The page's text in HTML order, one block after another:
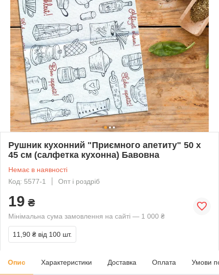
Рушник кухонний "Приємного апетиту" 50 х
45 см (салфетка кухонна) Бавовна
Немає в наявності
Код: 5577-1
Опт і роздріб
19 ₴
Мінімальна сума замовлення на сайті — 1 000 ₴
11,90 ₴ від 100 шт.
Опис Характеристики Доставка Оплата Умови